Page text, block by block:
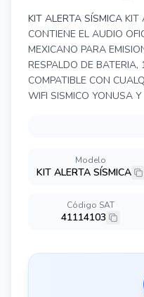
KIT ALERTA SÍSMICA KIT
CONTIENE EL AUDIO
MEXICANO PARA
RESPALDO DE
COMPATIBLE CON
WIFI SISMICO YONUSA
Modelo
KIT ALERTA SÍSMICA
Código SAT
41114103